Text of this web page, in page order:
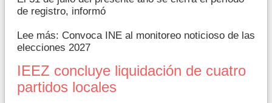
de registro, informó
Lee más: Convoca INE al monitoreo noticioso de las
elecciones 2027
IEEZ concluye liquidación de cuatro
partidos locales